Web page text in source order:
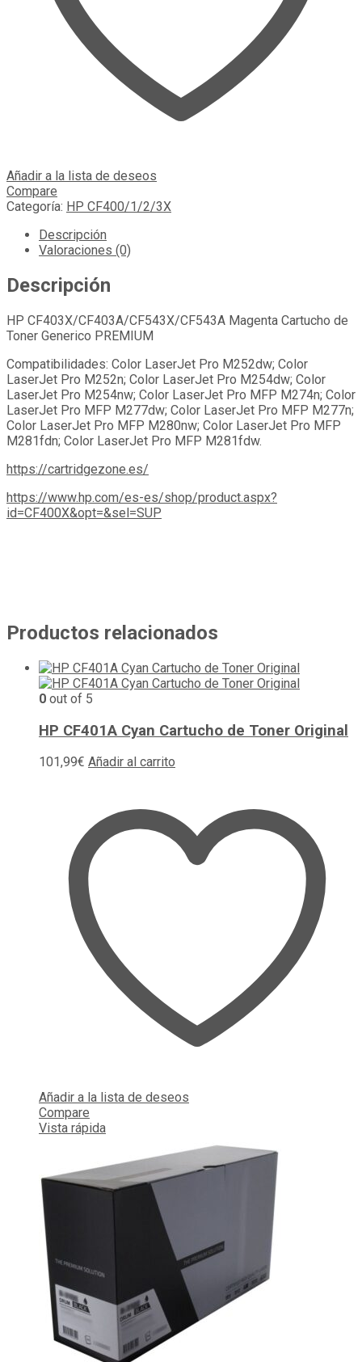
Añadir a la lista de deseos
Compare
Categoría: HP CF400/1/2/3X
Descripción
Valoraciones (0)
Descripción
HP CF403X/CF403A/CF543X/CF543A Magenta Cartucho de
Toner Generico PREMIUM
Compatibilidades: Color LaserJet Pro M252dw; Color
LaserJet Pro M252n; Color LaserJet Pro M254dw; Color
LaserJet Pro M254nw; Color LaserJet Pro MFP M274n; Color
LaserJet Pro MFP M277dw; Color LaserJet Pro MFP M277n;
Color LaserJet Pro MFP M280nw; Color LaserJet Pro MFP
M281fdn; Color LaserJet Pro MFP M281fdw.
https://cartridgezone.es/
https://www.hp.com/es-es/shop/product.aspx?
id=CF400X&opt=&sel=SUP
Productos relacionados
0 out of 5
HP CF401A Cyan Cartucho de Toner Original
101,99€ Añadir al carrito
Añadir a la lista de deseos
Compare
Vista rápida